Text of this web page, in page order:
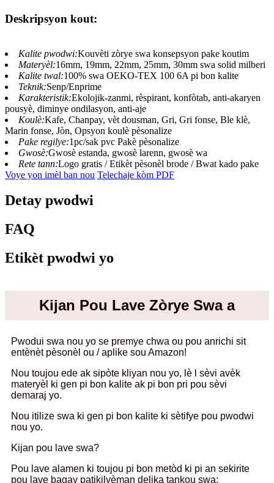
Deskripsyon kout:
Kalite pwodwi:Kouvèti zòrye swa konsepsyon pake koutim
Materyèl:16mm, 19mm, 22mm, 25mm, 30mm swa solid milberi
Kalite twal:100% swa OEKO-TEX 100 6A pi bon kalite
Teknik:Senp/Enprime
Karakteristik:Ekolojik-zanmi, rèspirant, konfòtab, anti-akaryen
pousyè, diminye ondilasyon, anti-aje
Koulè:Kafe, Chanpay, vèt dousman, Gri, Gri fonse, Ble klè,
Marin fonse, Jòn, Opsyon koulè pèsonalize
Pake regilye:1pc/sak pvc Pakè pèsonalize
Gwosè:Gwosè estanda, gwosè larenn, gwosè wa
Rete tann:Logo gratis / Etikèt pèsonèl brode / Bwat kado pake
Voye yon imèl ban nou Telechaje kòm PDF
Detay pwodwi
FAQ
Etikèt pwodwi yo
Kijan Pou Lave Zòrye Swa a
Pwodui swa nou yo se premye chwa ou pou anrichi sit
entènèt pèsonèl ou / aplike sou Amazon!
Nou toujou ede ak sipòte kliyan nou yo, lè l sèvi avèk
materyèl ki gen pi bon kalite ak pi bon pri pou sèvi
demaraj yo.
Nou itilize swa ki gen pi bon kalite ki sètifye pou pwodwi
nou yo.
Kijan pou lave swa?
Pou lave alamen ki toujou pi bon metòd ki pi an sekirite
pou lave bagay patikilyèman delika tankou swa: